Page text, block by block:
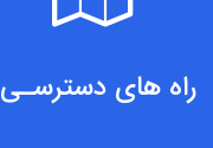
راه های دسترسـی